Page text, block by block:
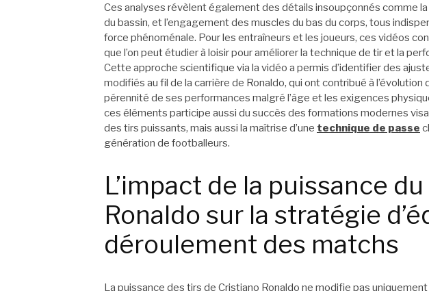
Ces analyses révèlent également des détails insoupçonnés comme
du bassin, et l’engagement des muscles du bas du corps, tous
force phénoménale. Pour les entraîneurs et les joueurs, ces vidéos
que l’on peut étudier à loisir pour améliorer la technique de tir et la
Cette approche scientifique via la vidéo a permis d’identifier des
modifiés au fil de la carrière de Ronaldo, qui ont contribué à l’évolution
pérennité de ses performances malgré l’âge et les exigences
ces éléments participe aussi du succès des formations modernes
des tirs puissants, mais aussi la maîtrise d’une technique de passe
génération de footballeurs.
L’impact de la puissance
Ronaldo sur la stratégie
déroulement des matchs
La puissance des tirs de Cristiano Ronaldo ne modifie pas